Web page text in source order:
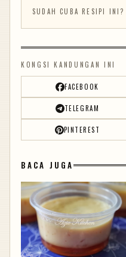
SUDAH CUBA RESIPI INI?
KONGSI KANDUNGAN INI
FACEBOOK
TELEGRAM
PINTEREST
BACA JUGA